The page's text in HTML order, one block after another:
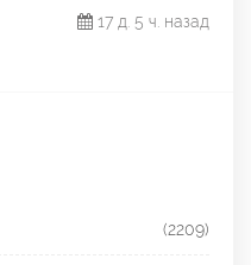
17 д. 5 ч. назад
(2209)